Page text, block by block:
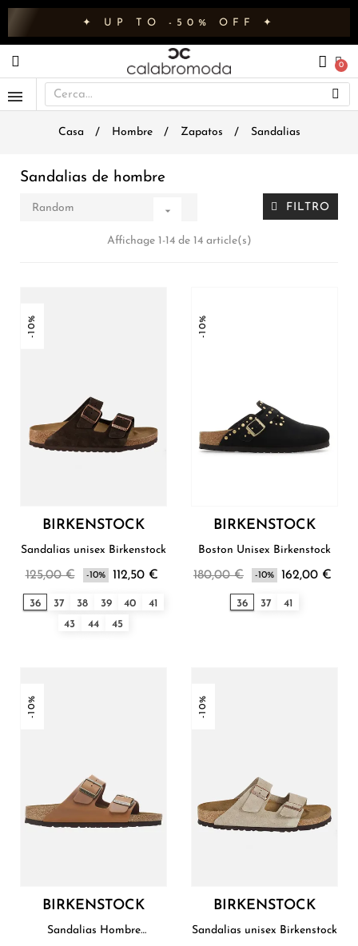
✦ UP TO -50% OFF ✦
Casa Hombre Zapatos Sandalias
Sandalias de hombre
Random  FILTRO
Affichage 1-14 de 14 article(s)
-10%
BIRKENSTOCK
Sandalias unisex Birkenstock
125,00 € -10% 112,50 €
36 37 38 39 40
41
43
44 45
-10%
BIRKENSTOCK
Boston Unisex Birkenstock
180,00 € -10% 162,00 €
36 37 41
-10%
BIRKENSTOCK
Sandalias Hombre
-10%
BIRKENSTOCK
Sandalias unisex Birkenstock